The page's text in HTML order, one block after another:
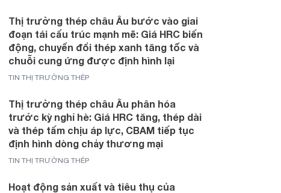
Thị trường thép châu Âu bước vào giai
đoạn tái cấu trúc mạnh mẽ: Giá HRC biến
động, chuyển đổi thép xanh tăng tốc và
chuỗi cung ứng được định hình lại
TIN THỊ TRƯỜNG THÉP
Thị trường thép châu Âu phân hóa
trước kỳ nghỉ hè: Giá HRC tăng, thép dài
và thép tấm chịu áp lực, CBAM tiếp tục
định hình dòng chảy thương mại
TIN THỊ TRƯỜNG THÉP
Hoạt động sản xuất và tiêu thụ của